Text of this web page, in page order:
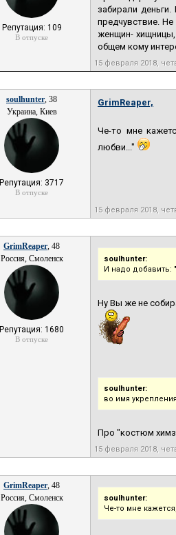
Репутация: 109
В отпуске
забирали
предчувствие.
женщин- хищницы,
общем кому
15 февраля 2018,
soulhunter, 38
Украина, Киев
Репутация: 3717
В отпуске
GrimReaper,
Че-то мне
любви..."
15 февраля 2018,
GrimReaper, 48
Россия, Смоленск
Репутация: 1680
В отпуске
soulhunter:
И надо добавить:
Ну Вы же не
soulhunter:
во имя
Про "костюм
15 февраля 2018,
GrimReaper, 48
Россия, Смоленск
soulhunter:
Че-то мне